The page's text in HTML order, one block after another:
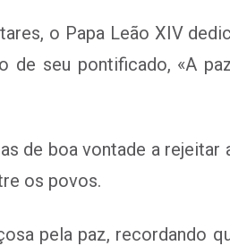
o Papa Leão XIV
de seu pontificado, «A
de boa vontade a rejeitar
os povos.
pela paz, recordando